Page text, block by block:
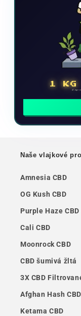
1 KG
Naše vlajkové
Amnesia CBD
OG Kush CBD
Purple Haze CBD
Cali CBD
Moonrock CBD
CBD šumivá žltá
3X CBD
Afghan Hash CBD
Ketama CBD